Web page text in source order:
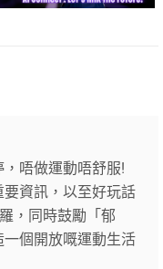
唔做運動唔舒服!
資訊，以至好玩話
，同時鼓勵「郁
一個開放嘅運動生活